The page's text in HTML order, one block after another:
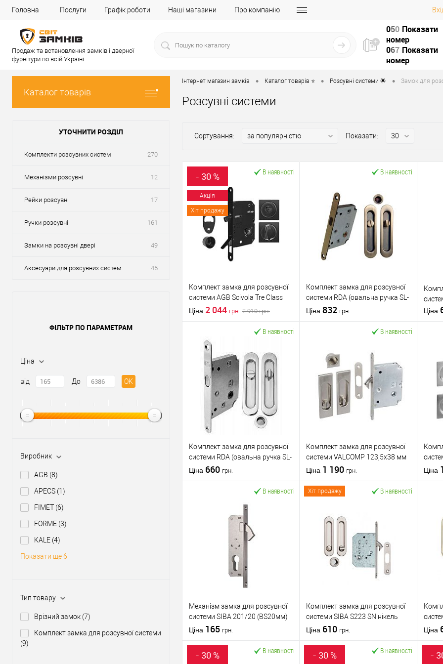
Головна Послуги Графік роботи Наші магазини Про компанію
Продаж та встановлення замків і дверної
фурнітури по всій Україні
050 Показати
номер
067 Показати
номер
Каталог товарів
УТОЧНИТИ РОЗДІЛ
Комплекти розсувних систем 270
Механізми розсувні 12
Рейки розсувні 17
Ручки розсувні 161
Замки на розсувні двері 49
Аксесуари для розсувних систем 45
ФІЛЬТР ПО ПАРАМЕТРАМ
Ціна
від До OK
Виробник
AGB (8)
APECS (1)
FIMET (6)
FORME (3)
KALE (4)
Показати ще 6
Тип товару
Врізний замок (7)
Комплект замка для розсувної системи
(9)
Інтернет магазин замків • Каталог товарів ⭐ • Розсувні системи 🌟 • Замок для
Розсувні системи
Сортування: Показати:
- 30 %
Акція
Хіт продажу
В наявності
Комплект замка для розсувної
системи AGB Scivola Tre Class
чорний
Ціна 2 044 грн. 2 910грн.
Купити в 1 клік
До
порівняння
У обране
Виробник
Кольоровий
відтінок
чорний /
графітовий
Статус (гурт)
Гарантія
1 рік
В наявності
Комплект замка для розсувної
системи RDA (овальна ручка SL-
155 + замок RDA 4120)
Ціна 832 грн.
Купити в 1 клік
До
порівняння
У обране
Кольоровий
відтінок
золото / матове
золото / жовтий
Статус (гурт)
Ціна
В наявності
Комплект замка для розсувної
системи RDA (овальна ручка SL-
155 + замок RDA 4120) матовий
Ціна 660 грн.
У кошик
Купити в 1 клік
У обране
Кольоровий
відтінок
срібло / матове
срібло / сірий
Статус (гурт)
В наявності
Комплект замка для розсувної
системи VALCOMP 123,5x38 мм
WC нікель
Ціна 1 190 грн.
Купити в 1 клік
До
порівняння
У обране
Кольоровий
відтінок
срібло / матове
срібло / сірий
Статус (гурт)
Гарантія
1 рік
нікель
Ціна
В наявності
Механізм замка для розсувної
системи SIBA 201/20 (BS20мм)
СР полірований хром
Ціна 165 грн.
Хіт продажу В наявності
Комплект замка для розсувної
системи SIBA S223 SN нікель
матовий
Ціна 610 грн. Ціна
- 30 % В наявності - 30 % В наявності -